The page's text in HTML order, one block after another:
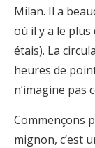
Milan. Il a
où il y a le plus
étais). La
heures de
n’imagine pas
Commençons
mignon, c’est